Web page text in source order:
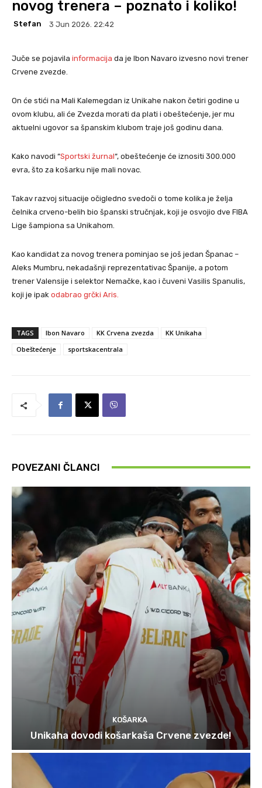
novog trenera – poznato i koliko!
Stefan 3 Jun 2026. 22:42
Juče se pojavila informacija da je Ibon Navaro izvesno novi trener
Crvene zvezde.
On će stići na Mali Kalemegdan iz Unikahe nakon četiri godine u
ovom klubu, ali će Zvezda morati da plati i obeštećenje, jer mu
aktuelni ugovor sa španskim klubom traje još godinu dana.
Kako navodi “Sportski žurnal“, obeštećenje će iznositi 300.000
evra, što za košarku nije mali novac.
Takav razvoj situacije očigledno svedoči o tome kolika je želja
čelnika crveno-belih bio španski stručnjak, koji je osvojio dve FIBA
Lige šampiona sa Unikahom.
Kao kandidat za novog trenera pominjao se još jedan Španac –
Aleks Mumbru, nekadašnji reprezentativac Španije, a potom
trener Valensije i selektor Nemačke, kao i čuveni Vasilis Spanulis,
koji je ipak odabrao grčki Aris.
TAGS Ibon Navaro KK Crvena zvezda
KK Unikaha
Obeštećenje
sportskacentrala
POVEZANI ČLANCI
KOŠARKA
Unikaha dovodi košarkaša Crvene zvezde!